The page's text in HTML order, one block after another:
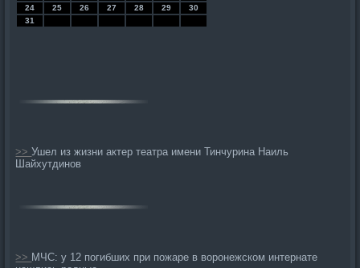
24
25 26 27 28 29
30
31
>>Ушел из жизни актер театра имени Тинчурина Наиль
Шайхутдинов
>> МЧС: у 12 погибших при пожаре в воронежском интернате